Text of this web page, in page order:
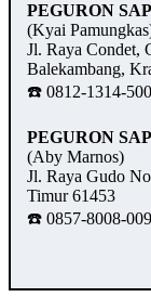
PEGURON
(Kyai
Jl. Raya Condet,
Balekambang,
☎️ 0812-1314-
PEGURON
(Aby Marnos)
Jl. Raya Gudo
Timur 61453
☎️ 0857-8008-